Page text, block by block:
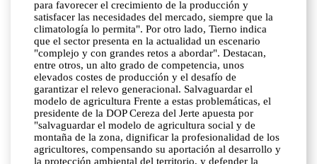
para favorecer el crecimiento de la producción y
satisfacer las necesidades del mercado, siempre que la
climatología lo permita". Por otro lado, Tierno indica
que el sector presenta en la actualidad un escenario
"complejo y con grandes retos a abordar". Destacan,
entre otros, un alto grado de competencia, unos
elevados costes de producción y el desafío de
garantizar el relevo generacional. Salvaguardar el
modelo de agricultura Frente a estas problemáticas, el
presidente de la DOP Cereza del Jerte apuesta por
"salvaguardar el modelo de agricultura social y de
montaña de la zona, dignificar la profesionalidad de los
agricultores, compensando su aportación al desarrollo y
la protección ambiental del territorio, y defender la